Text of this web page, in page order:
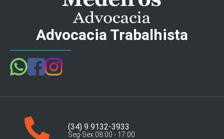
Advocacia Trabalhista
(34) 9 9132-3933
Seg-Sex 08:00 - 17:00